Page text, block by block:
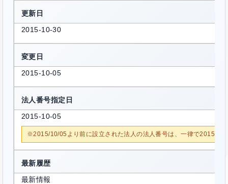
更新日
2015-10-30
変更日
2015-10-05
法人番号指定日
2015-10-05
※2015/10/05より前に設立された法人の法人番号は、一律で2015/10/
最新履歴
最新情報